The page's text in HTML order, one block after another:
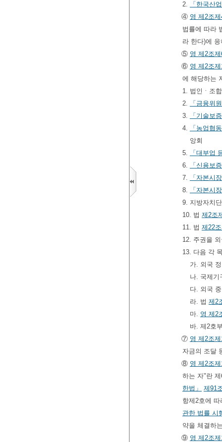
2.
「한국산
④ 영 제2조
법률에 따라
라 한다)에
⑤ 영 제2조
⑥ 영 제2조
에 해당하는
1. 법인ㆍ조
2.
「금융위
3.
「기술보
4.
「농업협
앙회
5.
「대부업
6.
「신용보
7.
「자본시
8.
「자본시
9. 지방자치
10. 법 제2조
11. 법 제22
12. 주권을
13. 다음 각
가. 외국
나. 국제
다. 외국
라. 법 제2
마. 영 제2
바. 제2호
⑦ 영 제2조
자금의 조달
⑧ 영 제2조
하는 자"란
한법」
제91
항제2호에
관한 법률 시
약을 체결하
⑨ 영 제2조